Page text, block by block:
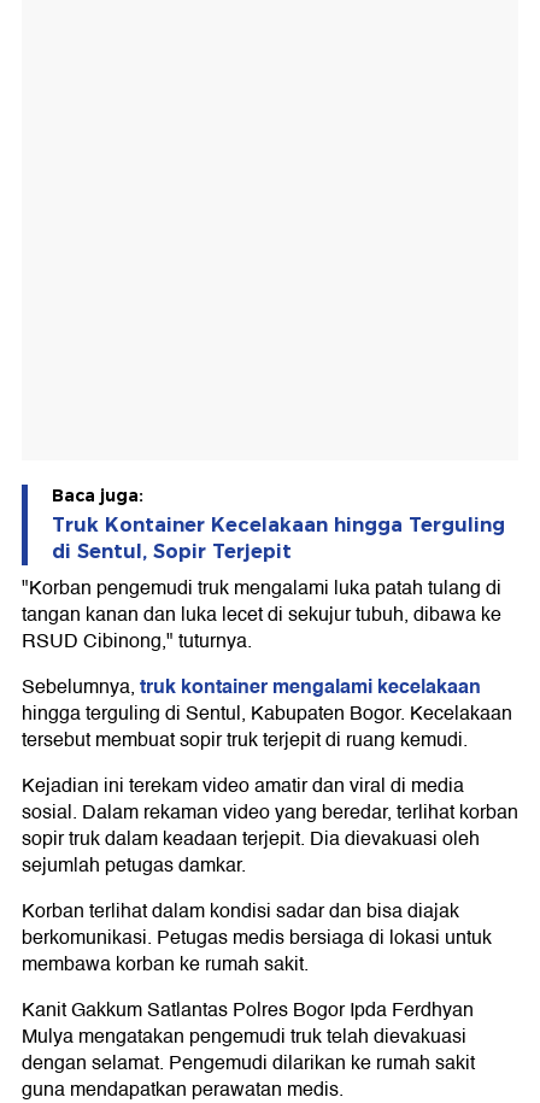
Baca juga:
Truk Kontainer Kecelakaan hingga Terguling
di Sentul, Sopir Terjepit
"Korban pengemudi truk mengalami luka patah tulang di
tangan kanan dan luka lecet di sekujur tubuh, dibawa ke
RSUD Cibinong," tuturnya.
Sebelumnya,truk kontainer mengalami kecelakaan
hingga terguling di Sentul, Kabupaten Bogor. Kecelakaan
tersebut membuat sopir truk terjepit di ruang kemudi.
Kejadian ini terekam video amatir dan viral di media
sosial. Dalam rekaman video yang beredar, terlihat korban
sopir truk dalam keadaan terjepit. Dia dievakuasi oleh
sejumlah petugas damkar.
Korban terlihat dalam kondisi sadar dan bisa diajak
berkomunikasi. Petugas medis bersiaga di lokasi untuk
membawa korban ke rumah sakit.
Kanit Gakkum Satlantas Polres Bogor Ipda Ferdhyan
Mulya mengatakan pengemudi truk telah dievakuasi
dengan selamat. Pengemudi dilarikan ke rumah sakit
guna mendapatkan perawatan medis.